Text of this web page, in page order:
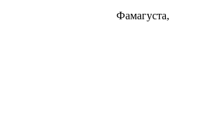
Фамагуста,